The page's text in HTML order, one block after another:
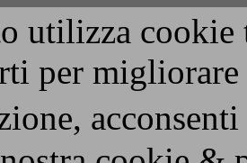
utilizza
per